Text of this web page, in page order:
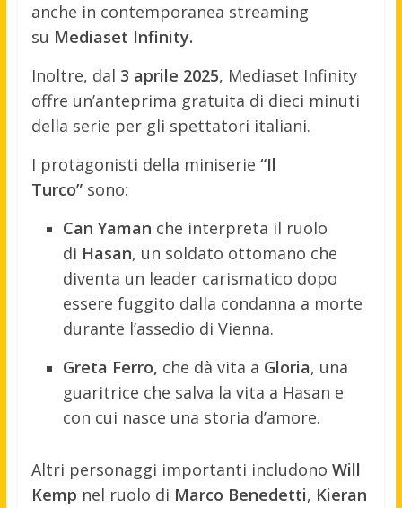
anche in contemporanea streaming
su Mediaset Infinity.
Inoltre, dal 3 aprile 2025, Mediaset Infinity
offre un’anteprima gratuita di dieci minuti
della serie per gli spettatori italiani.
I protagonisti della miniserie “Il
Turco”sono:
Can Yaman che interpreta il ruolo
di Hasan, un soldato ottomano che
diventa un leader carismatico dopo
essere fuggito dalla condanna a morte
durante l’assedio di Vienna.
Greta Ferro, che dà vita a Gloria, una
guaritrice che salva la vita a Hasan e
con cui nasce una storia d’amore.
Altri personaggi importanti includono Will
Kemp nel ruolo di Marco Benedetti, Kieran